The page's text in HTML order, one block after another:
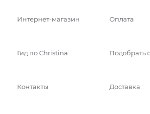
Интернет-магазин Оплата
Гид по Christina Подобрать
Контакты Доставка